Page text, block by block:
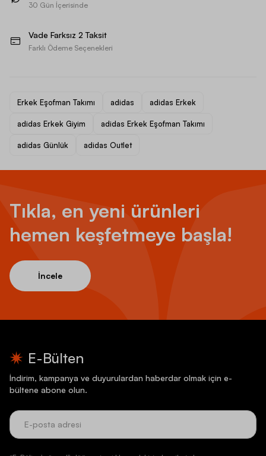
30 Gün İçerisinde
Vade Farksız 2 Taksit
Farklı Ödeme Seçenekleri
Erkek Eşofman Takımı adidas adidas Erkek
adidas Erkek Giyim adidas Erkek Eşofman Takımı
adidas Günlük adidas Outlet
Tıkla, en yeni ürünleri
hemen keşfetmeye başla!
İncele
E-Bülten
İndirim, kampanya ve duyurulardan haberdar olmak için e-
bültene abone olun.